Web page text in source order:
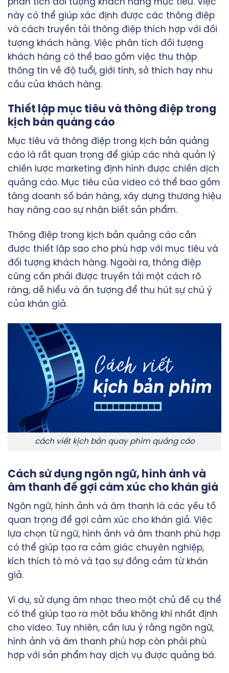
phân tích đối tượng khách hàng mục tiêu. Việc
này có thể giúp xác định được các thông điệp
và cách truyền tải thông điệp thích hợp với đối
tượng khách hàng. Việc phân tích đối tượng
khách hàng có thể bao gồm việc thu thập
thông tin về độ tuổi, giới tính, sở thích hay nhu
cầu của khách hàng.
Thiết lập mục tiêu và thông điệp trong
kịch bản quảng cáo
Mục tiêu và thông điệp trong kịch bản quảng
cáo là rất quan trọng để giúp các nhà quản lý
chiến lược marketing định hình được chiến dịch
quảng cáo. Mục tiêu của video có thể bao gồm
tăng doanh số bán hàng, xây dựng thương hiệu
hay nâng cao sự nhận biết sản phẩm.
Thông điệp trong kịch bản quảng cáo cần
được thiết lập sao cho phù hợp với mục tiêu và
đối tượng khách hàng. Ngoài ra, thông điệp
cũng cần phải được truyền tải một cách rõ
ràng, dễ hiểu và ấn tượng để thu hút sự chú ý
của khán giả.
cách viết kịch bản quay phim quảng cáo
Cách sử dụng ngôn ngữ, hình ảnh và
âm thanh để gợi cảm xúc cho khán giả
Ngôn ngữ, hình ảnh và âm thanh là các yếu tố
quan trọng để gợi cảm xúc cho khán giả. Việc
lựa chọn từ ngữ, hình ảnh và âm thanh phù hợp
có thể giúp tạo ra cảm giác chuyên nghiệp,
kích thích tò mò và tạo sự đồng cảm từ khán
giả.
Ví dụ, sử dụng âm nhạc theo một chủ đề cụ thể
có thể giúp tạo ra một bầu không khí nhất định
cho video. Tuy nhiên, cần lưu ý rằng ngôn ngữ,
hình ảnh và âm thanh phù hợp còn phải phù
hợp với sản phẩm hay dịch vụ được quảng bá.